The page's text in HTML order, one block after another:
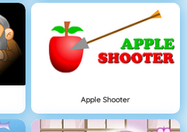
Apple Shooter